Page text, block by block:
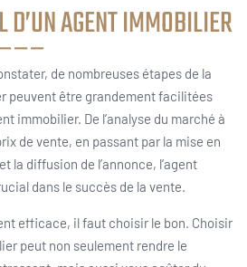
D’UN AGENT IMMOBILIER
de nombreuses étapes de la
peuvent être grandement facilitées
immobilier. De l’analyse du marché à
de vente, en passant par la mise en
la diffusion de l’annonce, l’agent
dans le succès de la vente.
efficace, il faut choisir le bon. Choisir
peut non seulement rendre le